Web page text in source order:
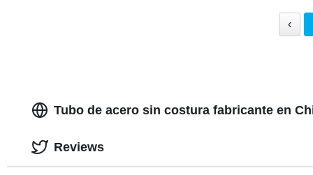
‹
Tubo de acero sin costura fabricante en
Reviews